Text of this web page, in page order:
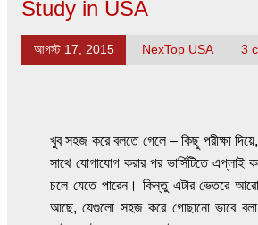
Study in USA
আগস্ট 17, 2015 NexTop USA 3
খুব সহজ করে বলতে গেলে – কিছু পরীক্ষা
সাথে যোগাযোগ করার পর ভার্সিটিতে এপ্লাই
চলে যেতে পারেন। কিন্তু এটার ভেতরে
আছে, যেগুলো সহজ করে গোছানো ভাবে